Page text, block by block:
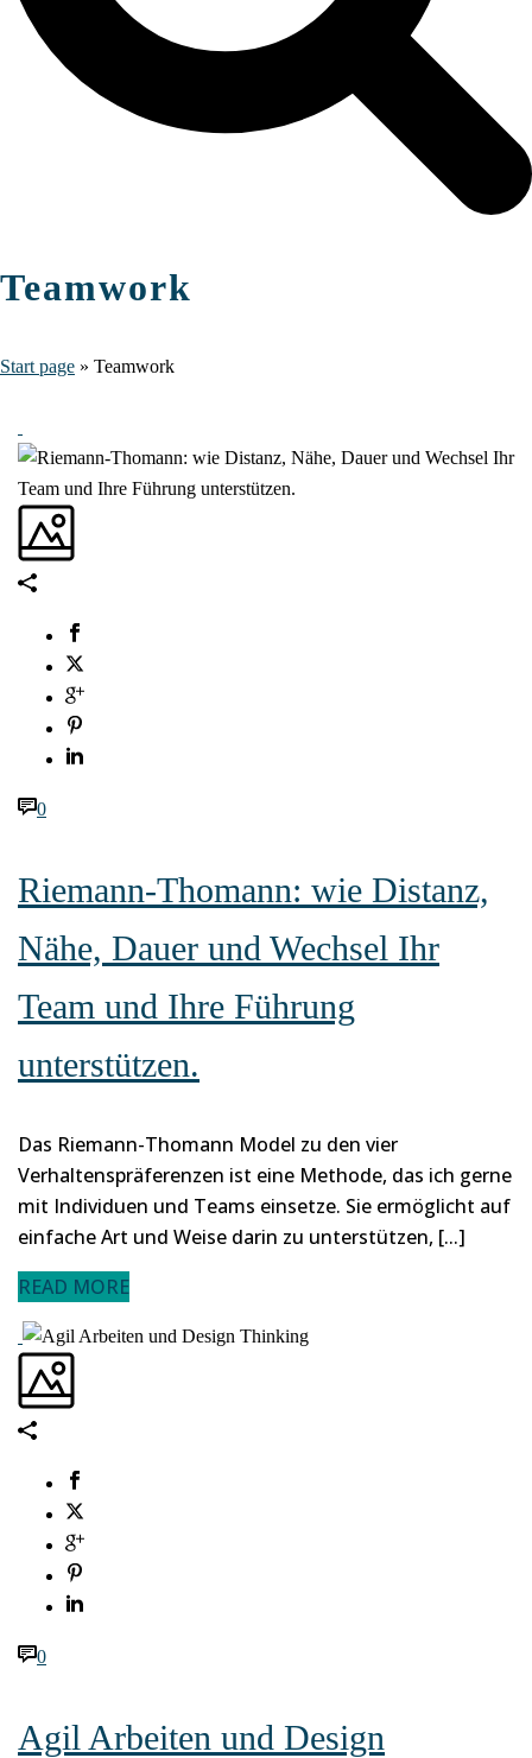
Teamwork
Start page » Teamwork
0
Riemann-Thomann: wie Distanz,
Nähe, Dauer und Wechsel Ihr
Team und Ihre Führung
unterstützen.
Das Riemann-Thomann Model zu den vier
Verhaltenspräferenzen ist eine Methode, das ich gerne
mit Individuen und Teams einsetze. Sie ermöglicht auf
einfache Art und Weise darin zu unterstützen, [...]
READ MORE
0
Agil Arbeiten und Design